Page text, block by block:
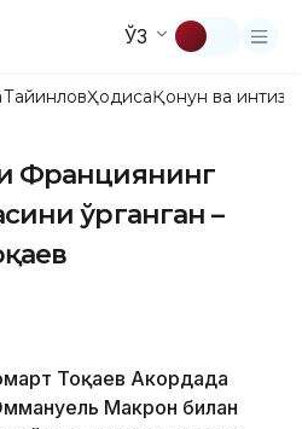
ЎЗ
ТайинловҲодисаҚонун ва
Франциянинг
ўрганган –
Тоқаев Акордада
Макрон билан